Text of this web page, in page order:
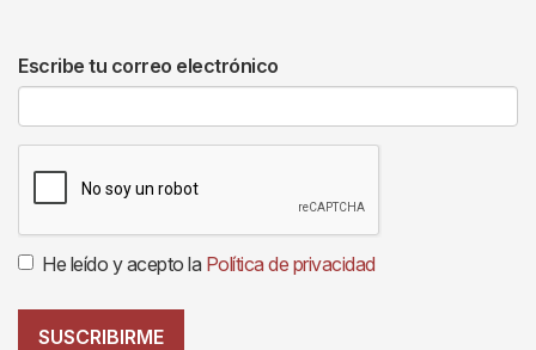
Escribe tu correo electrónico
He leído y acepto la Política de privacidad
SUSCRIBIRME